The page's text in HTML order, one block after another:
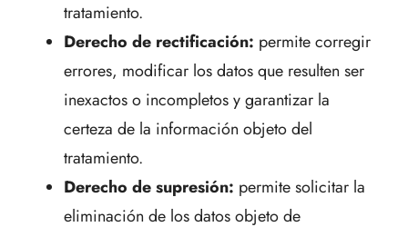
tratamiento.
Derecho de rectificación: permite corregir
errores, modificar los datos que resulten ser
inexactos o incompletos y garantizar la
certeza de la información objeto del
tratamiento.
Derecho de supresión: permite solicitar la
eliminación de los datos objeto de